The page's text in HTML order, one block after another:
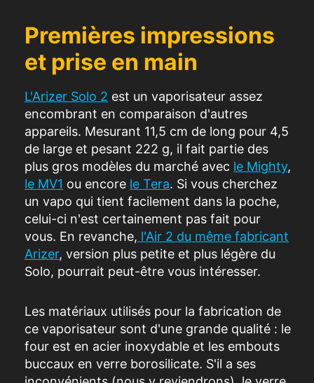
Premières impressions
et prise en main
L'Arizer Solo 2 est un vaporisateur assez
encombrant en comparaison d'autres
appareils. Mesurant 11,5 cm de long pour 4,5
de large et pesant 222 g, il fait partie des
plus gros modèles du marché avec le Mighty,
le MV1 ou encore le Tera. Si vous cherchez
un vapo qui tient facilement dans la poche,
celui-ci n'est certainement pas fait pour
vous. En revanche, l'Air 2 du même fabricant
Arizer, version plus petite et plus légère du
Solo, pourrait peut-être vous intéresser.
Les matériaux utilisés pour la fabrication de
ce vaporisateur sont d'une grande qualité : le
four est en acier inoxydable et les embouts
buccaux en verre borosilicate. S'il a ses